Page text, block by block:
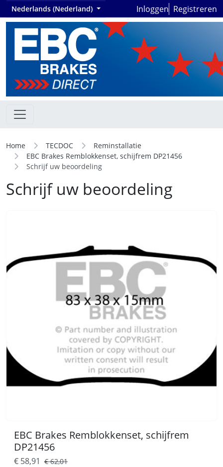
Nederlands (Nederland) Inloggen Registreren
Home TECDOC
Reminstallatie
EBC Brakes Remblokkenset, schijfrem DP21456
Schrijf uw beoordeling
Schrijf uw beoordeling
EBC Brakes Remblokkenset, schijfrem
DP21456
€ 58,91 € 62,01